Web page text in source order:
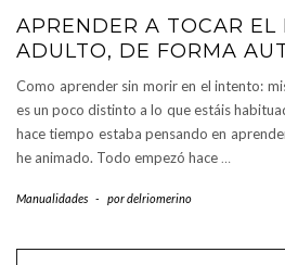
APRENDER A TOCAR EL
ADULTO, DE FORMA
Como aprender sin morir en el intento:
es un poco distinto a lo que estáis
hace tiempo estaba pensando en
he animado. Todo empezó hace …
Manualidades - pordelriomerino